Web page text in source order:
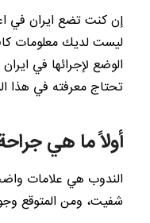
إن كنت تضع ايران في
ليست لديك معلومات
الوضع لإجرائها في
تحتاج معرفته في هذا
أولاً ما هي
الندوب هي علامات
شفيت، ومن المتوقع